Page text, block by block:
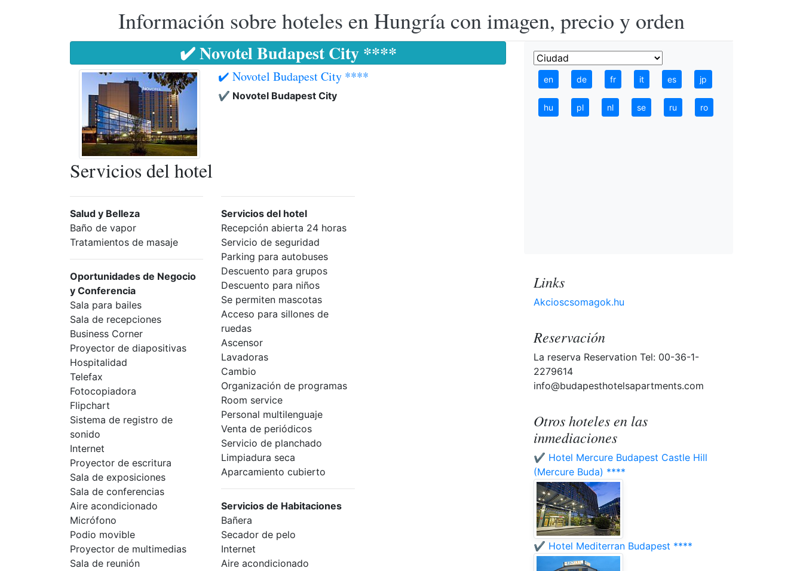
Información sobre hoteles en Hungría con imagen, precio y orden
✔️ Novotel Budapest City ****
✔️ Novotel Budapest City ****
✔️ Novotel Budapest City
Servicios del hotel
Salud y Belleza
Baño de vapor
Tratamientos de masaje
Oportunidades de Negocio
y Conferencia
Sala para bailes
Sala de recepciones
Business Corner
Proyector de diapositivas
Hospitalidad
Telefax
Fotocopiadora
Flipchart
Sistema de registro de
sonido
Internet
Proyector de escritura
Sala de exposiciones
Sala de conferencias
Aire acondicionado
Micrófono
Podio movible
Proyector de multimedias
Sala de reunión
Servicios del hotel
Recepción abierta 24 horas
Servicio de seguridad
Parking para autobuses
Descuento para grupos
Descuento para niños
Se permiten mascotas
Acceso para sillones de
ruedas
Ascensor
Lavadoras
Cambio
Organización de programas
Room service
Personal multilenguaje
Venta de periódicos
Servicio de planchado
Limpiadura seca
Aparcamiento cubierto
Servicios de Habitaciones
Bañera
Secador de pelo
Internet
Aire acondicionado
en de fr it es jp
hu pl nl se ru ro
Links
Akcioscsomagok.hu
Reservación
La reserva Reservation Tel: 00-36-1-
2279614
info@budapesthotelsapartments.com
Otros hoteles en las
inmediaciones
✔️ Hotel Mercure Budapest Castle Hill
(Mercure Buda) ****
✔️ Hotel Mediterran Budapest ****